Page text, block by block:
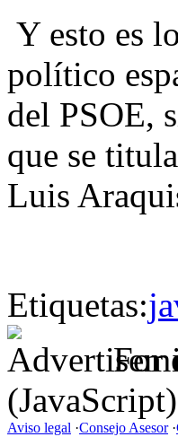
Y esto es
político
del PSOE,
que se
Luis
Etiquetas:
For
Aviso legal ·Consejo Asesor·